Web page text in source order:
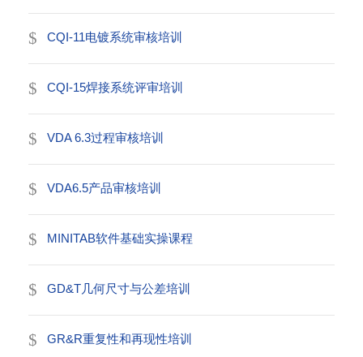
CQI-11电镀系统审核培训
CQI-15焊接系统评审培训
VDA 6.3过程审核培训
VDA6.5产品审核培训
MINITAB软件基础实操课程
GD&T几何尺寸与公差培训
GR&R重复性和再现性培训